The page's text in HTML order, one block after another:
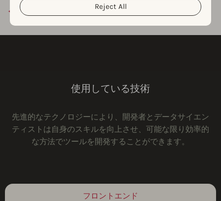
Reject All
デバッグ：バグは毎週木曜日に管理されます。
使用している技術
先進的なテクノロジーにより、開発者とデータサイエン
ティストは自身のスキルを向上させ、可能な限り効率的
な方法でツールを開発することができます。
フロントエンド